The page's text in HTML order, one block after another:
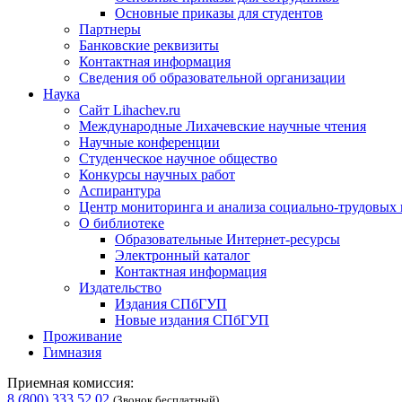
Основные приказы для студентов
Партнеры
Банковские реквизиты
Контактная информация
Сведения об образовательной организации
Наука
Сайт Lihachev.ru
Международные Лихачевские научные чтения
Научные конференции
Студенческое научное общество
Конкурсы научных работ
Аспирантура
Центр мониторинга и анализа социально-трудовых
О библиотеке
Образовательные Интернет-ресурсы
Электронный каталог
Контактная информация
Издательство
Издания СПбГУП
Новые издания СПбГУП
Проживание
Гимназия
Приемная комиссия:
8 (800) 333 52 02